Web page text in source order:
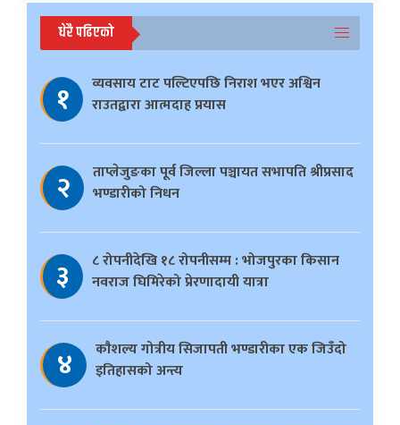
धेरै पढिएको
१
व्यवसाय टाट पल्टिएपछि निराश भएर अश्विन
राउतद्वारा आत्मदाह प्रयास
२
ताप्लेजुङका पूर्व जिल्ला पञ्चायत सभापति श्रीप्रसाद
भण्डारीको निधन
३
८ रोपनीदेखि १८ रोपनीसम्म : भोजपुरका किसान
नवराज घिमिरेको प्रेरणादायी यात्रा
४
काैशल्य गोत्रीय सिजापती भण्डारीका एक जिउँदो
इतिहासको अन्त्य